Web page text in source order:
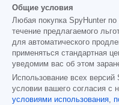
Общие условия
Любая покупка SpyHunter
течение предлагаемого
для автоматического
применяться стандартная
уведомим вас об этом
Использование всех
условии вашего согласия с
условиями использования,